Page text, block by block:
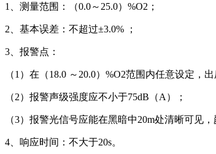
1、测量范围：（0.0～25.0）%O2；
2、基本误差：不超过±3.0% ；
3、报警点：
（1）在（18.0 ～20.0）%O2范围内任意设定，
（2）报警声级强度应不小于75dB（A）；
（3）报警光信号应能在黑暗中20m处清晰可见，
4、响应时间：不大于20s。